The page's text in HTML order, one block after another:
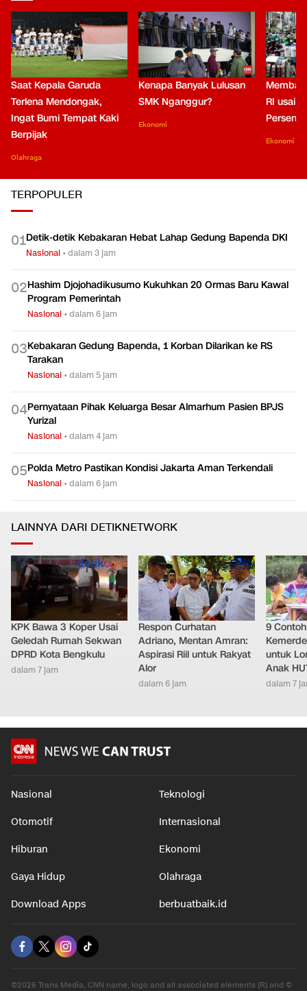
Saat Kepala Garuda
Terlena Mendongak,
Ingat Bumi Tempat Kaki
Berpijak
Olahraga
Kenapa Banyak Lulusan
SMK Nganggur?
Ekonomi
RI usai
Persen
Ekonomi
TERPOPULER
01Detik-detik Kebakaran Hebat Lahap Gedung Bapenda DKI
Nasional •dalam 3 jam
02Hashim Djojohadikusumo Kukuhkan 20 Ormas Baru Kawal
Program Pemerintah
Nasional •dalam 6 jam
03Kebakaran Gedung Bapenda, 1 Korban Dilarikan ke RS
Tarakan
Nasional •dalam 5 jam
04Pernyataan Pihak Keluarga Besar Almarhum Pasien BPJS
Yurizal
Nasional •dalam 4 jam
05Polda Metro Pastikan Kondisi Jakarta Aman Terkendali
Nasional •dalam 6 jam
LAINNYA DARI DETIKNETWORK
KPK Bawa 3 Koper Usai
Geledah Rumah Sekwan
DPRD Kota Bengkulu
dalam 7 jam
Respon Curhatan
Adriano, Mentan Amran:
Aspirasi Riil untuk Rakyat
Alor
dalam 6 jam
9
untuk
Anak
dalam 7
Nasional Teknologi
Otomotif Internasional
Hiburan Ekonomi
Gaya Hidup Olahraga
Download Apps berbuatbaik.id
©2026 Trans Media, CNN name, logo and all associated elements (R) and ©